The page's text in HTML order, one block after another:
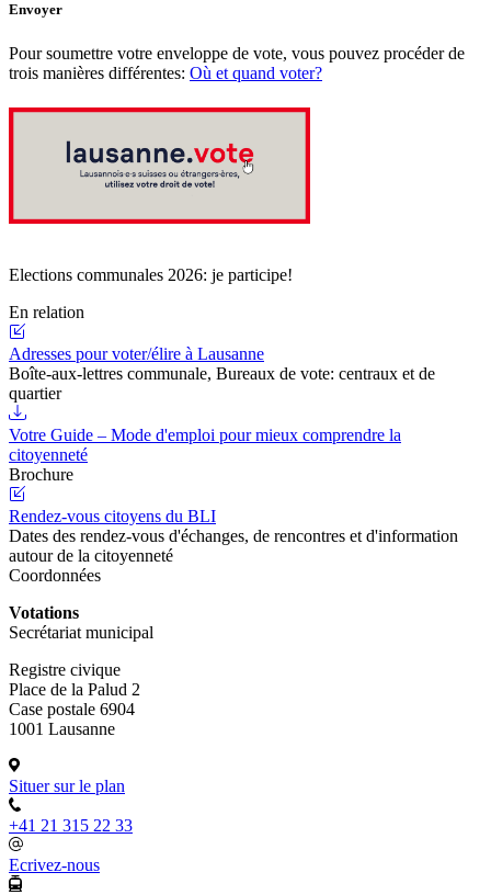
Envoyer
Pour soumettre votre enveloppe de vote, vous pouvez procéder de
trois manières différentes: Où et quand voter?
Elections communales 2026: je participe!
En relation
Adresses pour voter/élire à Lausanne
Boîte-aux-lettres communale, Bureaux de vote: centraux et de
quartier
Votre Guide – Mode d'emploi pour mieux comprendre la
citoyenneté
Brochure
Rendez-vous citoyens du BLI
Dates des rendez-vous d'échanges, de rencontres et d'information
autour de la citoyenneté
Coordonnées
Votations
Secrétariat municipal
Registre civique
Place de la Palud 2
Case postale 6904
1001 Lausanne
Situer sur le plan
+41 21 315 22 33
Ecrivez-nous